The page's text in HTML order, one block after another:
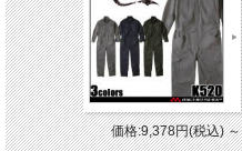
価格:9,378円(税込)～